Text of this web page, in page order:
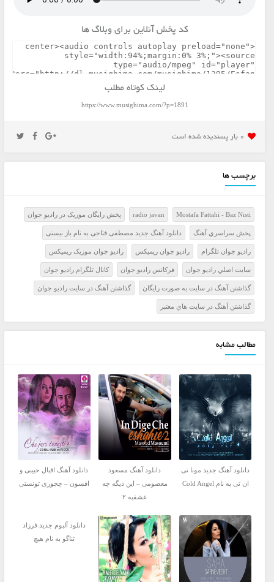
کد پخش آنلاین برای وبلاگ ها
لینک کوتاه مطلب
https://www.musighima.com/?p=1891
0 بار پسنديده شده است
برچسب ها
Mostafa Fattahi - Baz Nisti
radio javan پخش رايگان موزيک در راديو جوان
پخش سراسري آهنگ دانلود آهنگ جدید مصطفی فتاحی به نام باز نیستی
راديو جوان تلگرام راديو جوان ريميکس راديو جوان موزيک ريميکس
سايت اصلي راديو جوان فرکانس راديو جوان کانال تلگرام راديو جوان
گذاشتن آهنگ در سايت به صورت رايگان گذاشتن آهنگ در سايت راديو جوان
گذاشتن آهنگ در سايت هاي معتبر
مطالب مشابه
دانلود آهنگ جدید مونا تی
ان تی به نام Cold Angel
دانلود آهنگ مسعود
معصومی – این دیگه چه
عشقیه ۲
دانلود آهنگ اقبال حبیبی و
افسون – چجوری تونستی
دانلود آلبوم جدید فرزاد
ثناگو به نام هیچ